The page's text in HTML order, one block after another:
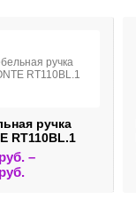
ручка
RT110BL.1
руб. –
руб.